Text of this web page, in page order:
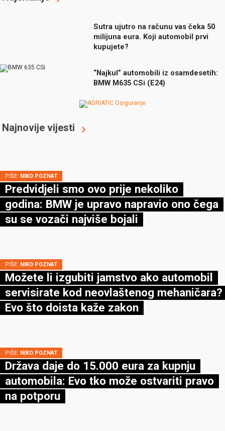
Sutra ujutro na računu vas čeka 50
milijuna eura. Koji automobil prvi
kupujete?
“Najkul” automobili iz osamdesetih:
BMW M635 CSi (E24)
Najnovije vijesti
PIŠE: NIKO POZNAT
Predvidjeli smo ovo prije nekoliko
godina: BMW je upravo napravio ono čega
su se vozači najviše bojali
PIŠE: NIKO POZNAT
Možete li izgubiti jamstvo ako automobil
servisirate kod neovlaštenog mehaničara?
Evo što doista kaže zakon
PIŠE: NIKO POZNAT
Država daje do 15.000 eura za kupnju
automobila: Evo tko može ostvariti pravo
na potporu